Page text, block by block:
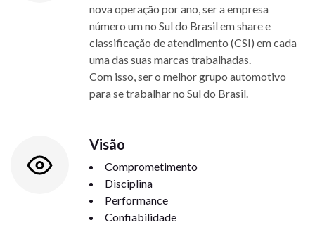
nova operação por ano, ser a empresa
número um no Sul do Brasil em share e
classificação de atendimento (CSI) em cada
uma das suas marcas trabalhadas.
Com isso, ser o melhor grupo automotivo
para se trabalhar no Sul do Brasil.
Visão
Comprometimento
Disciplina
Performance
Confiabilidade